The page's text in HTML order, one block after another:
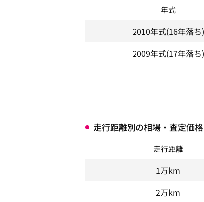
年式
2010年式(16年落ち)
2009年式(17年落ち)
走行距離別の相場・査定価格
走行距離
1万km
2万km